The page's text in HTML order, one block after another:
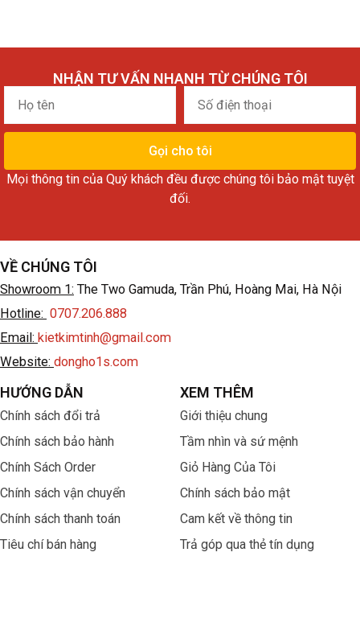
NHẬN TƯ VẤN NHANH TỪ CHÚNG TÔI
Họ
tên
điện
thoại
Gọi cho tôi
Mọi thông tin của Quý khách đều được chúng tôi bảo mật tuyệt
đối.
VỀ CHÚNG TÔI
Showroom 1: The Two Gamuda, Trần Phú, Hoàng Mai, Hà Nội
Hotline: 0707.206.888
Email: kietkimtinh@gmail.com
Website: dongho1s.com
HƯỚNG DẪN
Chính sách đổi trả
Chính sách bảo hành
Chính Sách Order
Chính sách vận chuyển
Chính sách thanh toán
Tiêu chí bán hàng
XEM THÊM
Giới thiệu chung
Tầm nhìn và sứ mệnh
Giỏ Hàng Của Tôi
Chính sách bảo mật
Cam kết về thông tin
Trả góp qua thẻ tín dụng